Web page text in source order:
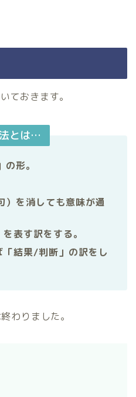
ておきます。
とは…
形。
を消しても意味が通
表す訳をする。
結果/判断」の訳をし
わりました。